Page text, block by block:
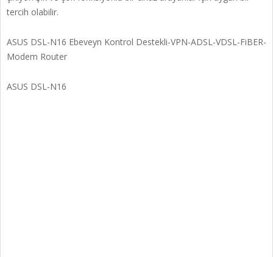
tercih olabilir.
ASUS DSL-N16 Ebeveyn Kontrol Destekli-VPN-ADSL-VDSL-FiBER-
Modem Router
ASUS DSL-N16